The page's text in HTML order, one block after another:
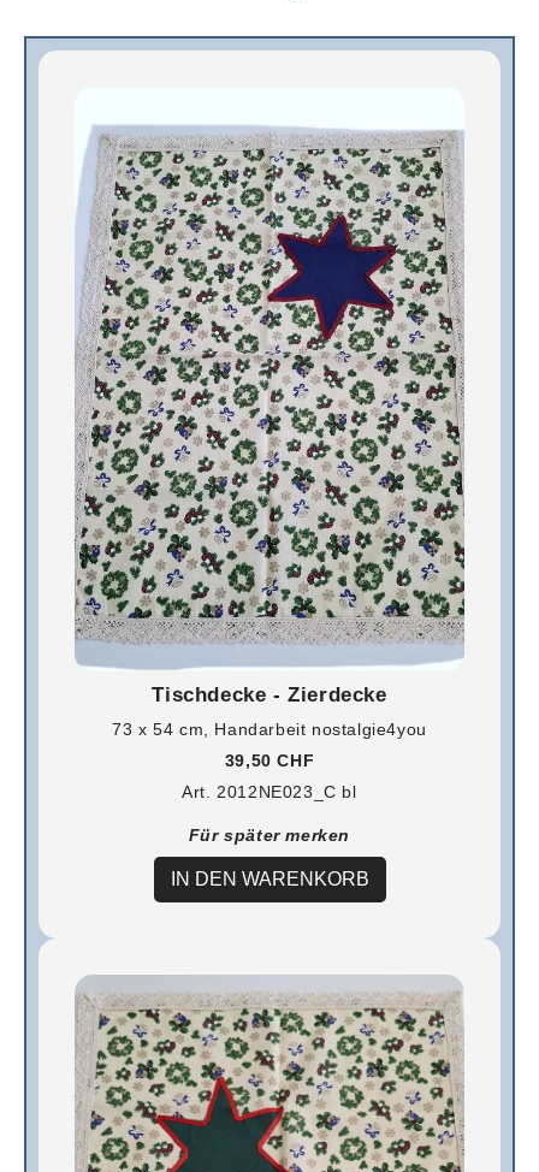
Tischdecke - Zierdecke
73 x 54 cm, Handarbeit nostalgie4you
39,50 CHF
Art. 2012NE023_C bl
Für später merken
IN DEN WARENKORB